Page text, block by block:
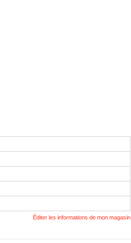
Éditer les informations de mon magasin